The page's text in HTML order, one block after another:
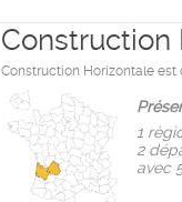
Construction
Construction Horizontale
1
2
avec